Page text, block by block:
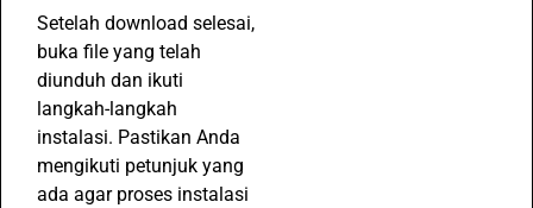
Setelah download selesai,
buka file yang telah
diunduh dan ikuti
langkah-langkah
instalasi. Pastikan Anda
mengikuti petunjuk yang
ada agar proses instalasi